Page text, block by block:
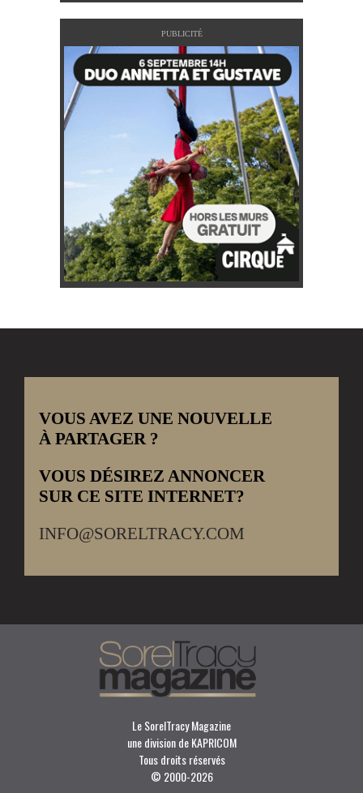
PUBLICITÉ
VOUS AVEZ UNE NOUVELLE
À PARTAGER ?
VOUS DÉSIREZ ANNONCER
SUR CE SITE INTERNET?
INFO@SORELTRACY.COM
Le SorelTracy Magazine
une division de KAPRICOM
Tous droits réservés
© 2000-2026